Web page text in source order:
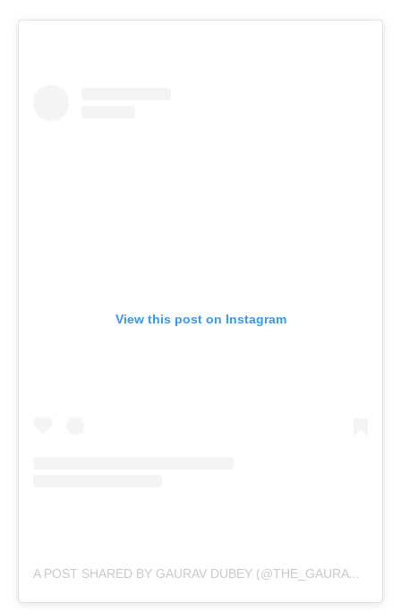
View this post on Instagram
A POST SHARED BY GAURAV DUBEY (@THE_GAURAV_DUBEY)